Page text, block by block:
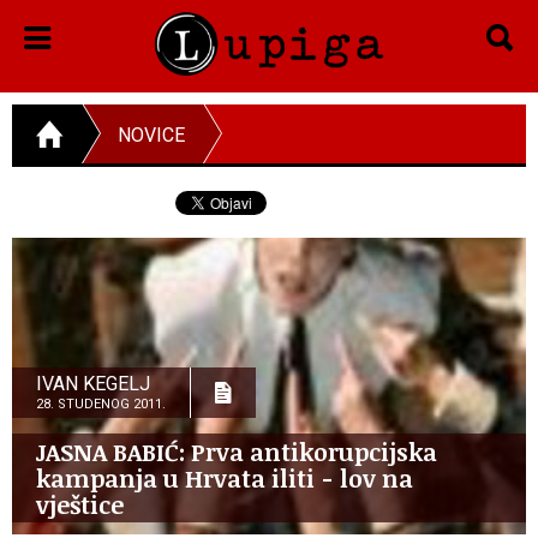
NOVICE
IVAN KEGELJ
28. STUDENOG 2011.
JASNA BABIĆ: Prva antikorupcijska
kampanja u Hrvata iliti - lov na
vještice